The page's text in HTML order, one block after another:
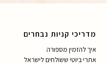
מדריכי קניות נבחרים
איך להזמין מספורה
אתרי ביוטי ששולחים לישראל